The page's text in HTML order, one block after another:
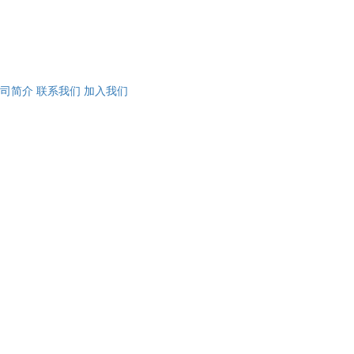
简介 联系我们 加入我们